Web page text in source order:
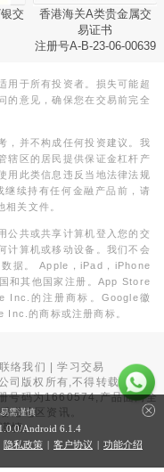
交
香港海关A类贵金属交
易证书
注册号A-B-23-06-00639
用于所有投资者。损失可能超
的意见，确保您在交易前完全
，并不构成任何投资建议。我
辖区的居民提供保证金杠杆产
用此类信息违反当地法律法规
续持有任何金融产品前，请
关文件。
公共或共享计算机登入您的交
计算机或移动设备。我们不会
据。 Apple，iPad，iPhone
和其他国家注册。App Store
Inc.的注册商标。Google徽
的商标或注册商标。
联络我们 |学习交易
司版权所有,不得转载
号码为1660574,产品面向全
港地区资讯。
慎。
需谨慎
1.0.0/Android 6.1.4
隐私政策 | 客户协议 | 功能介绍